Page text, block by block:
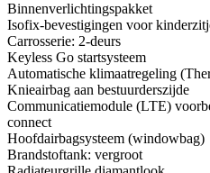
Binnenverlichtingspakket
Isofix-bevestigingen voor
Carrosserie: 2-deurs
Keyless Go startsysteem
Automatische klimaatregeling
Knieairbag aan bestuurderszijde
Communicatiemodule (LTE)
connect
Hoofdairbagsysteem (windowbag)
Brandstoftank: vergroot